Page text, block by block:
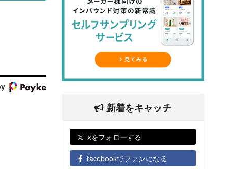
新着をキャッチ
xをフォローする
facebookでファンになる